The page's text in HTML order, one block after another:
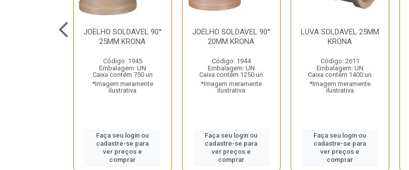
JOELHO SOLDAVEL 90°
25MM KRONA
Código: 1945
Embalagem: UN
Caixa contém 750 un
*Imagem meramente
ilustrativa
Faça seu login ou
cadastre-se para
ver preços e
comprar
JOELHO SOLDAVEL 90°
20MM KRONA
Código: 1944
Embalagem: UN
Caixa contém 1250 un
*Imagem meramente
ilustrativa
Faça seu login ou
cadastre-se para
ver preços e
comprar
LUVA SOLDAVEL 25MM
KRONA
Código: 2611
Embalagem: UN
Caixa contém 1400 un
*Imagem meramente
ilustrativa
Faça seu login ou
cadastre-se para
ver preços e
comprar